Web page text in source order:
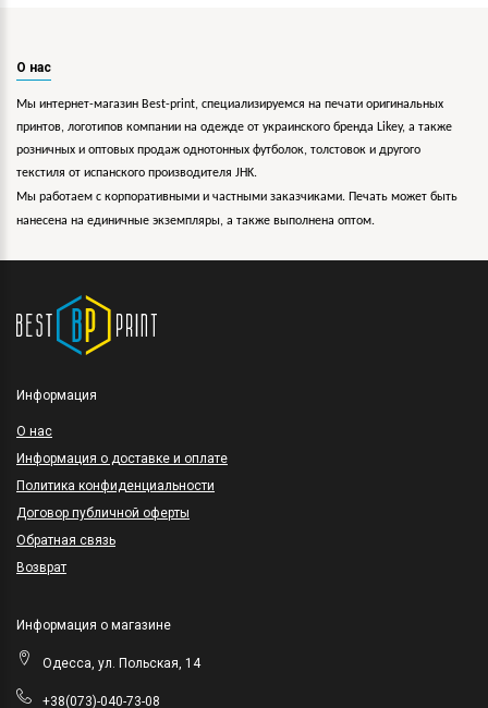
О нас
Мы интернет-магазин Best-print, специализируемся на печати оригинальных
принтов, логотипов компании на одежде от украинского бренда Likey, а также
розничных и оптовых продаж однотонных футболок, толстовок и другого
текстиля от испанского производителя JHK.
Мы работаем с корпоративными и частными заказчиками. Печать может быть
нанесена на единичные экземпляры, а также выполнена оптом.
Информация
O нас
Информация о доставке и оплате
Политика конфиденциальности
Договор публичной оферты
Обратная связь
Возврат
Информация о магазине
Одесса, ул. Польская, 14
+38(073)-040-73-08